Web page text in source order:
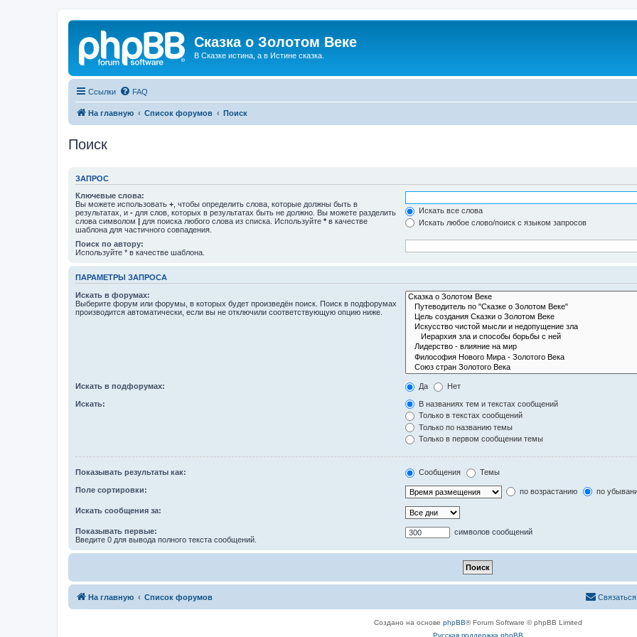
Сказка о Золотом Веке
В Сказке истина, а в Истине сказка.
Ссылки FAQ
На главную Список форумов Поиск
Поиск
ЗАПРОС
Ключевые слова:
Вы можете использовать + , чтобы определить слова, которые должны быть в
результатах, и - для слов, которых в результатах быть не должно. Вы можете разделить
слова символом | для поиска любого слова из списка. Используйте * в качестве
шаблона для частичного совпадения.
Искать все слова
Искать любое слово/поиск с языком запросов
Поиск по автору:
Используйте * в качестве шаблона.
ПАРАМЕТРЫ ЗАПРОСА
Искать в форумах:
Выберите форум или форумы, в которых будет произведён поиск. Поиск в подфорумах
производится автоматически, если вы не отключили соответствующую опцию ниже.
Искать в подфорумах: Да Нет
Искать:
В названиях тем и текстах сообщений
Только в текстах сообщений
Только по названию темы
Только в первом сообщении темы
Показывать результаты как: Сообщения Темы
Поле сортировки: по возрастанию по
Искать сообщения за:
Показывать первые:
Введите 0 для вывода полного текста сообщений.
символов сообщений
На главную Список форумов
Создано на основе phpBB® Forum Software © phpBB Limited
Русская поддержка phpBB